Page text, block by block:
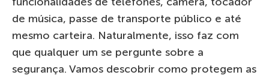
de música, passe de transporte público e até
mesmo carteira. Naturalmente, isso faz com
que qualquer um se pergunte sobre a
segurança. Vamos descobrir como protegem as